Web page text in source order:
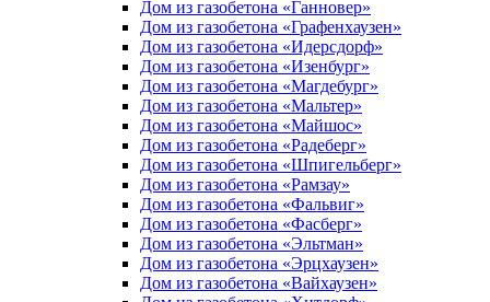
Дом из газобетона «Ганновер»
Дом из газобетона «Графенхаузен»
Дом из газобетона «Идерсдорф»
Дом из газобетона «Изенбург»
Дом из газобетона «Магдебург»
Дом из газобетона «Мальтер»
Дом из газобетона «Майшос»
Дом из газобетона «Радеберг»
Дом из газобетона «Шпигельберг»
Дом из газобетона «Рамзау»
Дом из газобетона «Фальвиг»
Дом из газобетона «Фасберг»
Дом из газобетона «Эльтман»
Дом из газобетона «Эрцхаузен»
Дом из газобетона «Вайхаузен»